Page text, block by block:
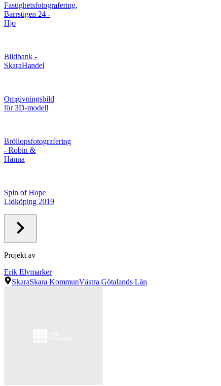
Fastighetsfotografering,
Barrstigen 24 -
Hjo
Bildbank -
SkaraHandel
Omgivningsbild
för 3D-modell
Bröllopsfotografering
- Robin &
Hanna
Spin of Hope
Lidköping 2019
Projekt av
Erik Elvmarker
SkaraSkara KommunVästra Götalands Län